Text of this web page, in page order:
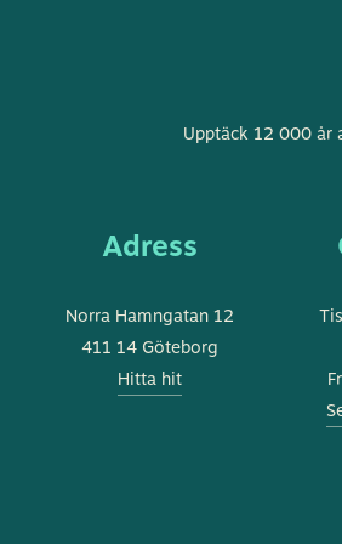
Upptäck 12 000 år
Adress
Norra Hamngatan 12
411 14 Göteborg
Hitta hit